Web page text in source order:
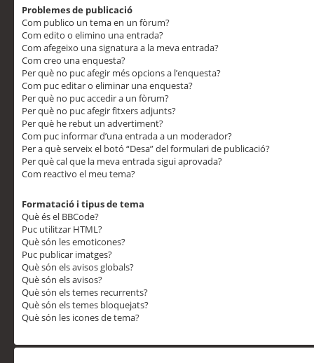
Problemes de publicació
Com publico un tema en un fòrum?
Com edito o elimino una entrada?
Com afegeixo una signatura a la meva entrada?
Com creo una enquesta?
Per què no puc afegir més opcions a l’enquesta?
Com puc editar o eliminar una enquesta?
Per què no puc accedir a un fòrum?
Per què no puc afegir fitxers adjunts?
Per què he rebut un advertiment?
Com puc informar d’una entrada a un moderador?
Per a què serveix el botó “Desa” del formulari de publicació?
Per què cal que la meva entrada sigui aprovada?
Com reactivo el meu tema?
Formatació i tipus de tema
Què és el BBCode?
Puc utilitzar HTML?
Què són les emoticones?
Puc publicar imatges?
Què són els avisos globals?
Què són els avisos?
Què són els temes recurrents?
Què són els temes bloquejats?
Què són les icones de tema?